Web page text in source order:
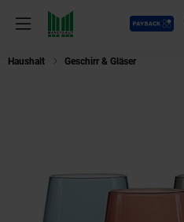
Menü
Payback
Haushalt Geschirr & Gläser